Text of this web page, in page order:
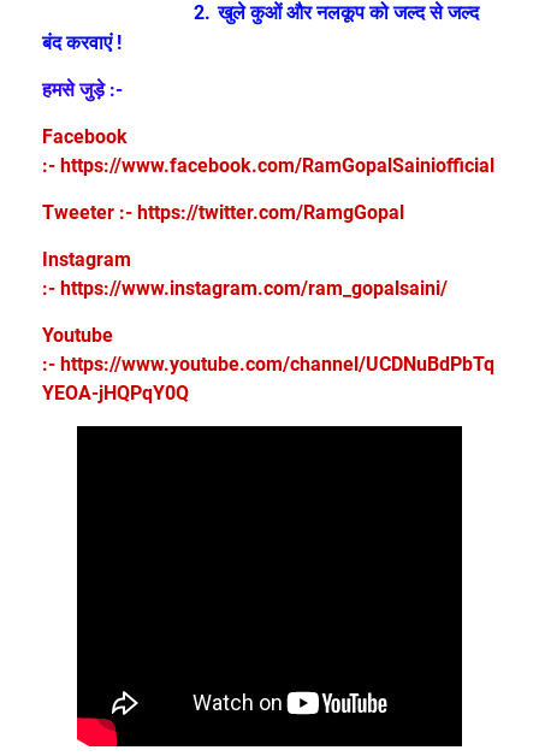
2. खुले कुओं और नलकूप को जल्द से जल्द
बंद करवाएं !
हमसे जुड़े :-
Facebook
:- https://www.facebook.com/RamGopalSainiofficial
Tweeter :- https://twitter.com/RamgGopal
Instagram
:- https://www.instagram.com/ram_gopalsaini/
Youtube
:- https://www.youtube.com/channel/UCDNuBdPbTq
YEOA-jHQPqY0Q